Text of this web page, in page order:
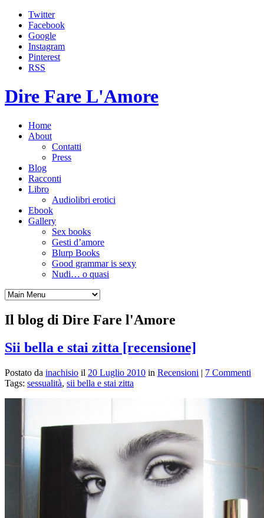
Twitter
Facebook
Google
Instagram
Pinterest
RSS
Dire Fare L'Amore
Home
About
Contatti
Press
Blog
Racconti
Libro
Audiolibri erotici
Ebook
Gallery
Sex books
Gesti d’amore
Blurp Books
Good grammar is sexy
Nudi… o quasi
Il blog di Dire Fare l'Amore
Sii bella e stai zitta [recensione]
Postato da inachisio il 20 Luglio 2010 in Recensioni | 7 Commenti
Tags: sessualità, sii bella e stai zitta